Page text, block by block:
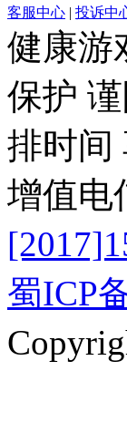
客服中心 | 投诉中
健康游
保护
排时间
增值电
蜀ICP